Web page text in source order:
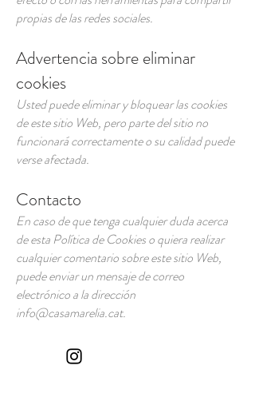
propias de las redes sociales.
Advertencia sobre eliminar
cookies
Usted puede eliminar y bloquear las cookies
de este sitio Web, pero parte del sitio no
funcionará correctamente o su calidad puede
verse afectada.
Contacto
En caso de que tenga cualquier duda acerca
de esta Política de Cookies o quiera realizar
cualquier comentario sobre este sitio Web,
puede enviar un mensaje de correo
electrónico a la dirección
info@casamarelia.cat.